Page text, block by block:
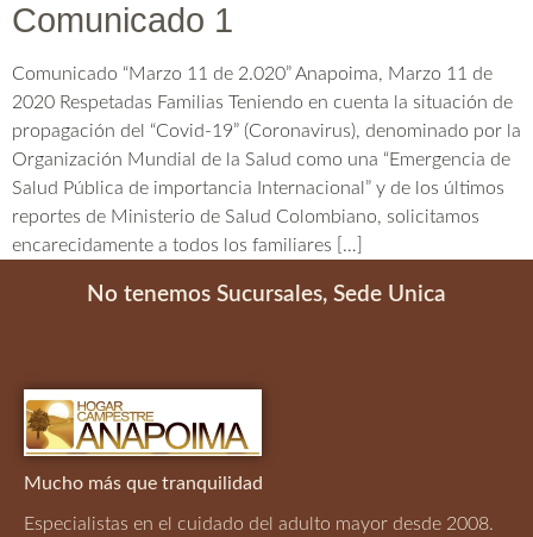
Comunicado 1
Comunicado “Marzo 11 de 2.020” Anapoima, Marzo 11 de
2020 Respetadas Familias Teniendo en cuenta la situación de
propagación del “Covid-19” (Coronavirus), denominado por la
Organización Mundial de la Salud como una “Emergencia de
Salud Pública de importancia Internacional” y de los últimos
reportes de Ministerio de Salud Colombiano, solicitamos
encarecidamente a todos los familiares […]
No tenemos Sucursales, Sede Unica
Mucho más que tranquilidad
Especialistas en el cuidado del adulto mayor desde 2008.